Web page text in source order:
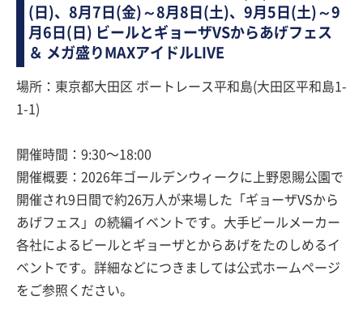
(日)、8月7日(金)～8月8日(土)、9月5日(土)～9
月6日(日) ビールとギョーザVSからあげフェス
＆ メガ盛りMAXアイドルLIVE
場所：東京都大田区 ボートレース平和島(大田区平和島1-
1-1)
開催時間：9:30〜18:00
開催概要：2026年ゴールデンウィークに上野恩賜公園で
開催され9日間で約26万人が来場した「ギョーザVSから
あげフェス」の続編イベントです。大手ビールメーカー
各社によるビールとギョーザとからあげをたのしめるイ
ベントです。詳細などにつきましては公式ホームページ
をご参照ください。